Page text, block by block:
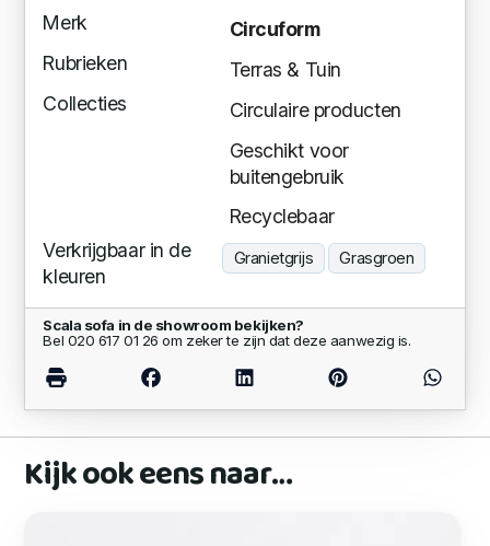
Merk
Circuform
Rubrieken
Terras & Tuin
Collecties
Circulaire producten
Geschikt voor
buitengebruik
Recyclebaar
Verkrijgbaar in de
kleuren
Granietgrijs Grasgroen
Scala sofa in de showroom bekijken?
Bel 020 617 01 26 om zeker te zijn dat deze aanwezig is.
Kijk ook eens naar…